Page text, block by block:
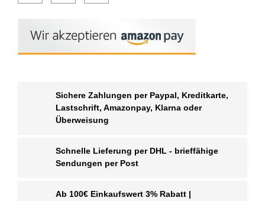
Sichere Zahlungen per Paypal, Kreditkarte,
Lastschrift, Amazonpay, Klarna oder
Überweisung
Schnelle Lieferung per DHL - brieffähige
Sendungen per Post
Ab 100€ Einkaufswert 3% Rabatt |